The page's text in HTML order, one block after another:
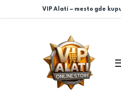
Skip to navigation
Skip to content
VIP Alati – mesto gde